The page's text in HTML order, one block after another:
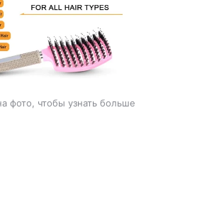
фото, чтобы узнать больше